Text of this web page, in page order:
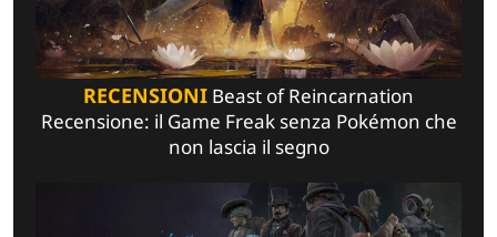
RECENSIONI Beast of Reincarnation
Recensione: il Game Freak senza Pokémon che
non lascia il segno